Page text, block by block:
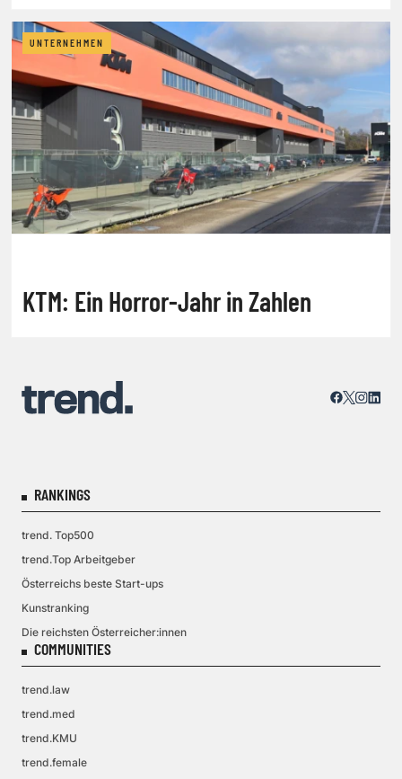
UNTERNEHMEN
KTM: Ein Horror-Jahr in Zahlen
RANKINGS
trend. Top500
trend.Top Arbeitgeber
Österreichs beste Start-ups
Kunstranking
Die reichsten Österreicher:innen
COMMUNITIES
trend.law
trend.med
trend.KMU
trend.female